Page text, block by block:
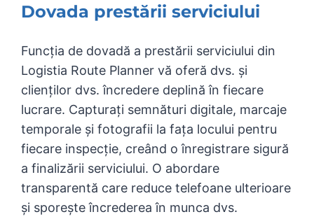
Dovada prestării serviciului
Funcția de dovadă a prestării serviciului din
Logistia Route Planner vă oferă dvs. și
clienților dvs. încredere deplină în fiecare
lucrare. Capturați semnături digitale, marcaje
temporale și fotografii la fața locului pentru
fiecare inspecție, creând o înregistrare sigură
a finalizării serviciului. O abordare
transparentă care reduce telefoane ulterioare
și sporește încrederea în munca dvs.